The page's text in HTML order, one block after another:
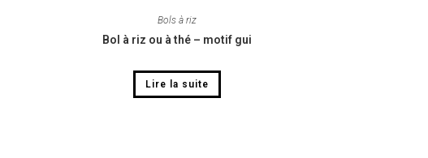
Bols à riz
Bol à riz ou à thé – motif gui
Lire la suite